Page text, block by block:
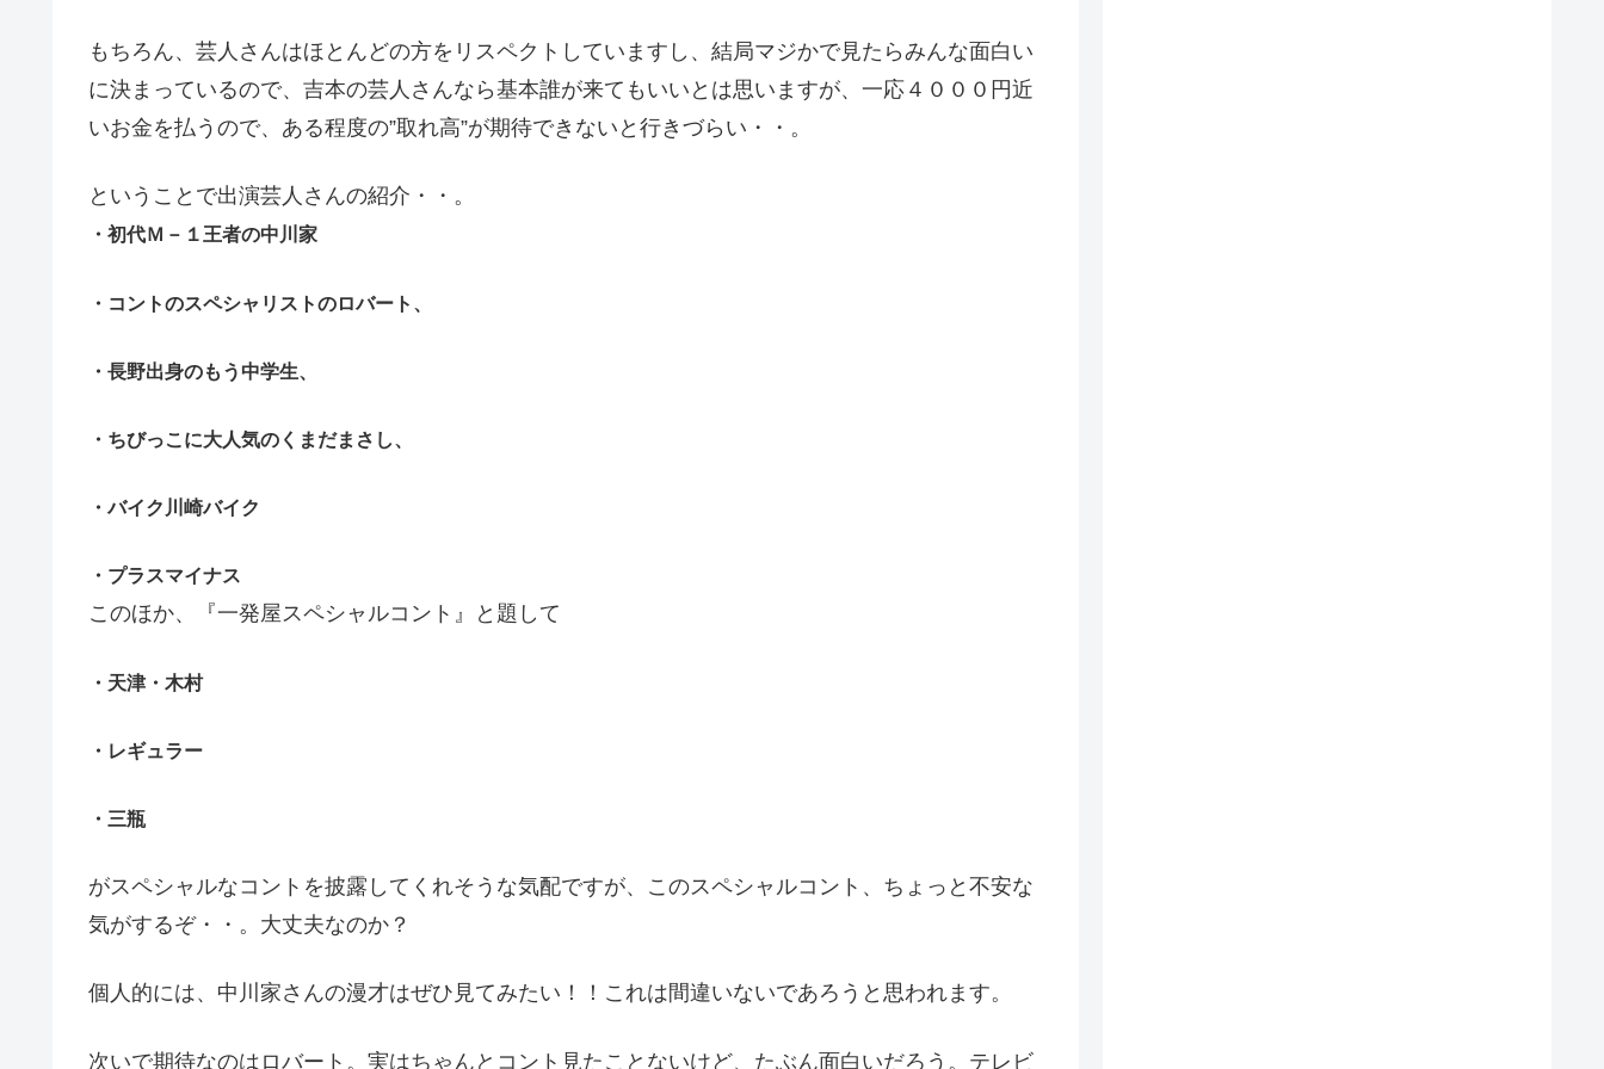
もちろん、芸人さんはほとんどの方をリスペクトしていますし、結局マジかで見たらみんな面白い
に決まっているので、吉本の芸人さんなら基本誰が来てもいいとは思いますが、一応４０００円近
いお金を払うので、ある程度の”取れ高”が期待できないと行きづらい・・。
ということで出演芸人さんの紹介・・。
・初代Ｍ－１王者の中川家
・コントのスペシャリストのロバート、
・長野出身のもう中学生、
・ちびっこに大人気のくまだまさし、
・バイク川崎バイク
・プラスマイナス
このほか、『一発屋スペシャルコント』と題して
・天津・木村
・レギュラー
・三瓶
がスペシャルなコントを披露してくれそうな気配ですが、このスペシャルコント、ちょっと不安な
気がするぞ・・。大丈夫なのか？
個人的には、中川家さんの漫才はぜひ見てみたい！！これは間違いないであろうと思われます。
次いで期待なのはロバート。実はちゃんとコント見たことないけど、たぶん面白いだろう。テレビ